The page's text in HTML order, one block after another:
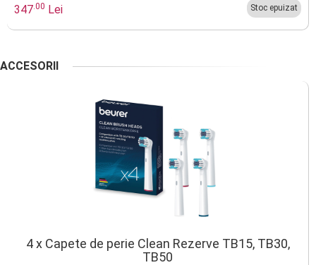
347.00 Lei Stoc epuizat
ACCESORII
4 x Capete de perie Clean Rezerve TB15, TB30,
TB50